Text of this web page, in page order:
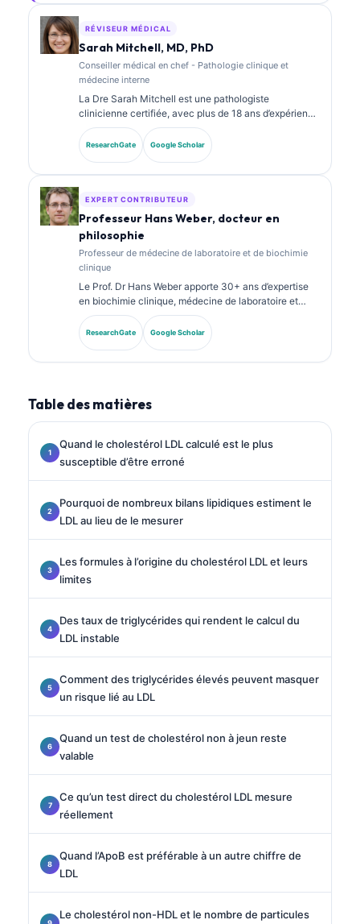
Le Dr Klein a publié de nombreux travaux sur
l’interprétation des biomarqueurs et les diagnostics
laboratoire.
RÉVISEUR MÉDICAL
Sarah Mitchell, MD, PhD
Conseiller médical en chef - Pathologie clinique et
médecine interne
La Dre Sarah Mitchell est une pathologiste
clinicienne certifiée, avec plus de 18 ans d’expérience
en médecine de laboratoire et en analyse
diagnostique. Elle détient des certifications
spécialisées en chimie clinique et a publié de
ResearchGate Google Scholar
EXPERT CONTRIBUTEUR
Professeur Hans Weber, docteur en
philosophie
Professeur de médecine de laboratoire et de biochimie
clinique
Le Prof. Dr Hans Weber apporte 30+ ans d’expertise
en biochimie clinique, médecine de laboratoire et
recherche sur les biomarqueurs. Ancien président de
la Société allemande de chimie clinique, il se
spécialise dans l’analyse des panels diagnostiques, la
ResearchGate Google Scholar
Table des matières
Quand le cholestérol LDL calculé est le plus
susceptible d’être erroné
Pourquoi de nombreux bilans lipidiques estiment le
LDL au lieu de le mesurer
Les formules à l’origine du cholestérol LDL et leurs
limites
Des taux de triglycérides qui rendent le calcul du
LDL instable
Comment des triglycérides élevés peuvent masquer
un risque lié au LDL
Quand un test de cholestérol non à jeun reste
valable
Ce qu’un test direct du cholestérol LDL mesure
réellement
Quand l’ApoB est préférable à un autre chiffre de
LDL
Le cholestérol non-HDL et le nombre de particules